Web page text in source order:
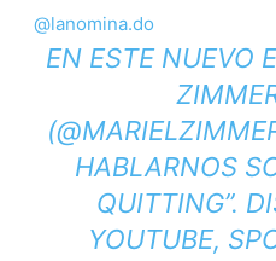
@lanomina.do
EN ESTE NUEVO
HABLARNOS
QUITTING”.
YOUTUBE,